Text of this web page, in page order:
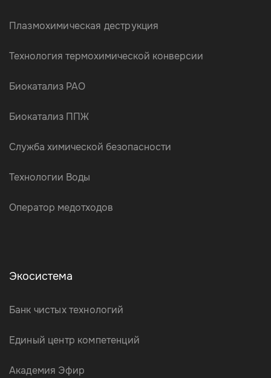
Плазмохимическая деструкция
Технология термохимической конверсии
Биокатализ РАО
Биокатализ ППЖ
Служба химической безопасности
Технологии Воды
Оператор медотходов
Экосистема
Банк чистых технологий
Единый центр компетенций
Академия Эфир